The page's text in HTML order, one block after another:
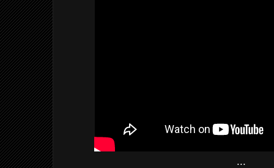
...